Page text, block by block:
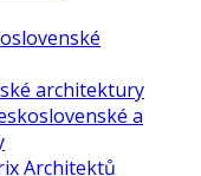
architektury
a
Architektů